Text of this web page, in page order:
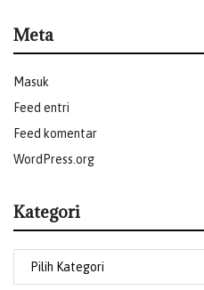
Meta
Masuk
Feed entri
Feed komentar
WordPress.org
Kategori